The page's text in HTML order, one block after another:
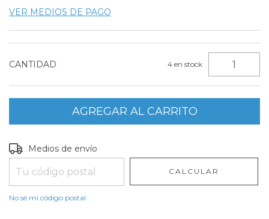
VER MEDIOS DE PAGO
CANTIDAD 4 en stock
Entregas para el CP:
Medios de envío
CALCULAR
No sé mi código postal